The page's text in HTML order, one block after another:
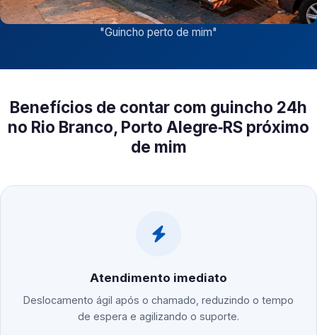
"Guincho perto de mim"
Benefícios de contar com guincho 24h
no Rio Branco, Porto Alegre‑RS próximo
de mim
Atendimento imediato
Deslocamento ágil após o chamado, reduzindo o tempo
de espera e agilizando o suporte.